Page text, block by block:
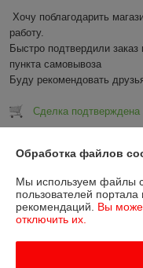
Хочу поблагодарить
работу.
Быстро подтвердили
пункта самовывоза
Буду рекомендовать
Сделка подтверждена
О нас
Контакты
Обработка файлов
Мы используем файлы
пользователей
рекомендаций. Вы
отключить их.